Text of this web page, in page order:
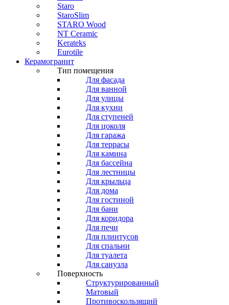
Staro
StaroSlim
STARO Wood
NT Ceramic
Kerateks
Eurotile
Керамогранит
Тип помещения
Для фасада
Для ванной
Для улицы
Для кухни
Для ступеней
Для цоколя
Для гаража
Для террасы
Для камина
Для бассейна
Для лестницы
Для крыльца
Для дома
Для гостиной
Для бани
Для коридора
Для печи
Для плинтусов
Для спальни
Для туалета
Для санузла
Поверхность
Структурированный
Матовый
Противоскользящий